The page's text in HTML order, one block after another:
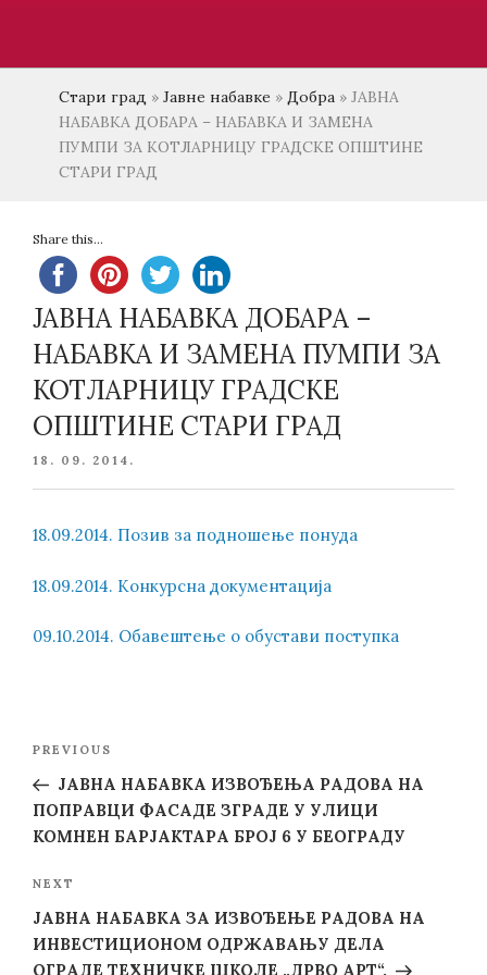
Стари град » Јавне набавке » Добра » ЈАВНА
НАБАВКА ДОБАРА – НАБАВКА И ЗАМЕНА
ПУМПИ ЗА КОТЛАРНИЦУ ГРАДСКЕ ОПШТИНЕ
СТАРИ ГРАД
Share this...
ЈАВНА НАБАВКА ДОБАРА –
НАБАВКА И ЗАМЕНА ПУМПИ ЗА
КОТЛАРНИЦУ ГРАДСКЕ
ОПШТИНЕ СТАРИ ГРАД
POSTED
18. 09. 2014.
18.09.2014. Позив за подношење понуда
18.09.2014. Конкурсна документација
09.10.2014. Oбавештење о обустави поступка
Previous
Post
PREVIOUS
ЈАВНА НАБАВКА ИЗВОЂЕЊА РАДОВА НА
ПОПРАВЦИ ФАСАДЕ ЗГРАДЕ У УЛИЦИ
КОМНЕН БАРЈАКТАРА БРОЈ 6 У БЕОГРАДУ
Next
Post
NEXT
ЈАВНА НАБАВКА ЗА ИЗВОЂЕЊЕ РАДОВА НА
ИНВЕСТИЦИОНОМ ОДРЖАВАЊУ ДЕЛА
ОГРАДЕ ТЕХНИЧКЕ ШКОЛЕ „ДРВО АРТ“.